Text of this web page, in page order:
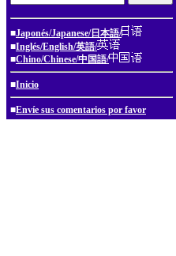
■Japonés/Japanese/日本語/
■Inglés/English/英語/
■Chino/Chinese/中国語/
■Inicio
■Envíe sus comentarios por favor